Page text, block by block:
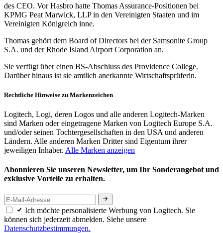
des CEO. Vor Hasbro hatte Thomas Assurance-Positionen bei
KPMG Peat Marwick, LLP in den Vereinigten Staaten und im
Vereinigten Königreich inne.
Thomas gehört dem Board of Directors bei der Samsonite Group
S.A. und der Rhode Island Airport Corporation an.
Sie verfügt über einen BS-Abschluss des Providence College.
Darüber hinaus ist sie amtlich anerkannte Wirtschaftsprüferin.
Rechtliche Hinweise zu Markenzeichen
Logitech, Logi, deren Logos und alle anderen Logitech-Marken
sind Marken oder eingetragene Marken von Logitech Europe S.A.
und/oder seinen Tochtergesellschaften in den USA und anderen
Ländern. Alle anderen Marken Dritter sind Eigentum ihrer
jeweiligen Inhaber. Alle Marken anzeigen
Abonnieren Sie unseren Newsletter, um Ihr Sonderangebot und
exklusive Vorteile zu erhalten.
Ich möchte personalisierte Werbung von Logitech. Sie
können sich jederzeit abmelden. Siehe unsere
Datenschutzbestimmungen.